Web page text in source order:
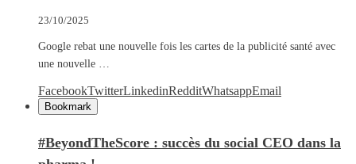
23/10/2025
Google rebat une nouvelle fois les cartes de la publicité santé avec
une nouvelle …
FacebookTwitterLinkedinRedditWhatsappEmail
Bookmark
#BeyondTheScore : succès du social CEO dans la